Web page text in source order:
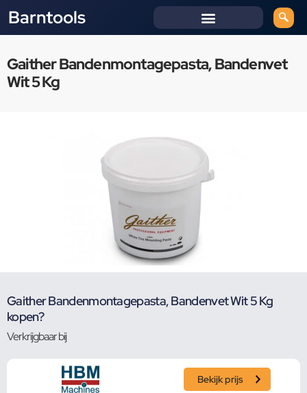
Barntools
Gaither Bandenmontagepasta, Bandenvet
Wit 5 Kg
Gaither Bandenmontagepasta, Bandenvet Wit 5 Kg
kopen?
Verkrijgbaar bij
Bekijk prijs